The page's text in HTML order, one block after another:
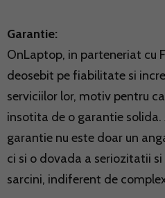
Garantie:
OnLaptop, in parteneriat cu
deosebit pe fiabilitate si
serviciilor lor, motiv pentru
insotita de o garantie
garantie nu este doar un
ci si o dovada a seriozitatii
sarcini, indiferent de